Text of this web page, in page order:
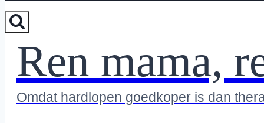
Ren mama,
Omdat hardlopen goedkoper is dan